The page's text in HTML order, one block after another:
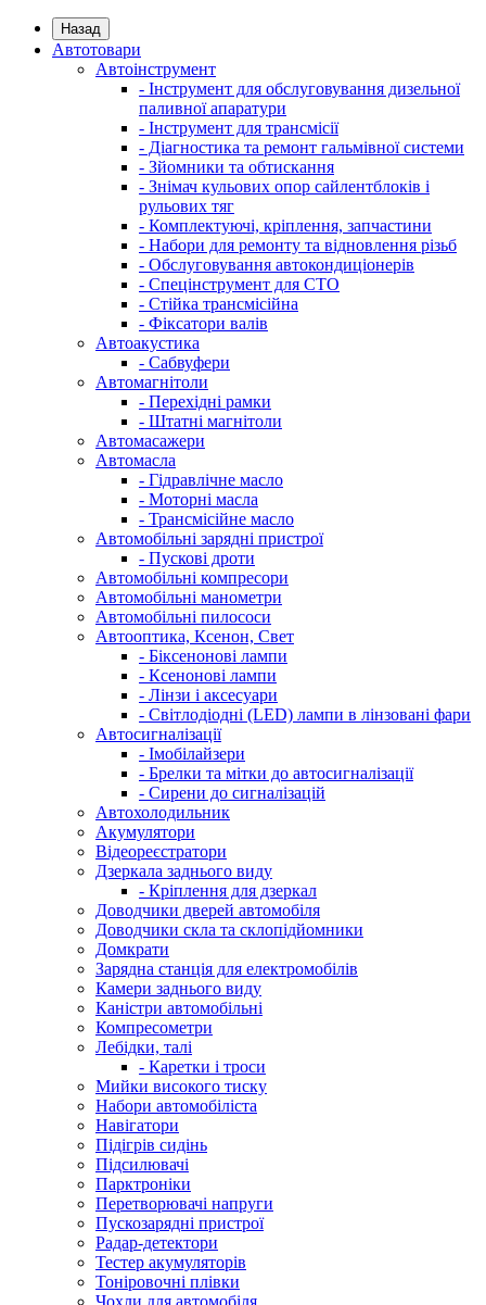
Назад
Автотовари
Автоінструмент
- Інструмент для обслуговування дизельної
паливної апаратури
- Інструмент для трансмісії
- Діагностика та ремонт гальмівної системи
- Зйомники та обтискання
- Знімач кульових опор сайлентблоків і
рульових тяг
- Комплектуючі, кріплення, запчастини
- Набори для ремонту та відновлення різьб
- Обслуговування автокондиціонерів
- Спецінструмент для СТО
- Стійка трансмісійна
- Фіксатори валів
Автоакустика
- Сабвуфери
Автомагнітоли
- Перехідні рамки
- Штатні магнітоли
Автомасажери
Автомасла
- Гідравлічне масло
- Моторні масла
- Трансмісійне масло
Автомобільні зарядні пристрої
- Пускові дроти
Автомобільні компресори
Автомобільні манометри
Автомобільні пилососи
Автооптика, Ксенон, Свет
- Біксенонові лампи
- Ксенонові лампи
- Лінзи і аксесуари
- Світлодіодні (LED) лампи в лінзовані фари
Автосигналізації
- Імобілайзери
- Брелки та мітки до автосигналізації
- Сирени до сигналізацій
Автохолодильник
Акумулятори
Відеореєстратори
Дзеркала заднього виду
- Кріплення для дзеркал
Доводчики дверей автомобіля
Доводчики скла та склопідйомники
Домкрати
Зарядна станція для електромобілів
Камери заднього виду
Каністри автомобільні
Компресометри
Лебідки, талі
- Каретки і троси
Мийки високого тиску
Набори автомобіліста
Навігатори
Підігрів сидінь
Підсилювачі
Парктроніки
Перетворювачі напруги
Пускозарядні пристрої
Радар-детектори
Тестер акумуляторів
Тоніровочні плівки
Чохли для автомобіля